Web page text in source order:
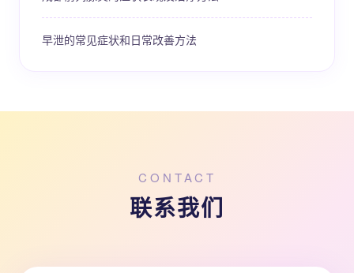
早泄的常见症状和日常改善方法
CONTACT
联系我们